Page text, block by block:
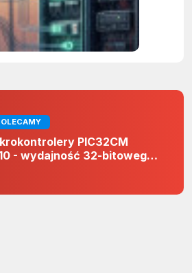
PIC32CM
- wydajność 32-bitowego
5 V